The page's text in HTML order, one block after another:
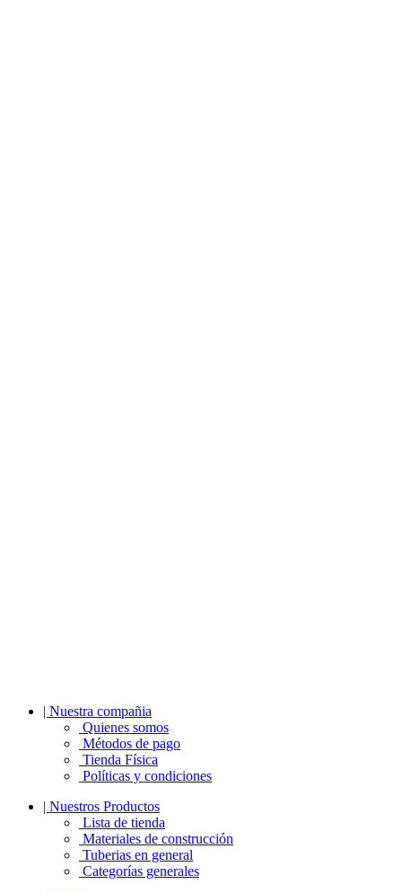
| Nuestra compañia
Quienes somos
Métodos de pago
Tienda Física
Políticas y condiciones
| Nuestros Productos
Lista de tienda
Materiales de construcción
Tuberias en general
Categorías generales